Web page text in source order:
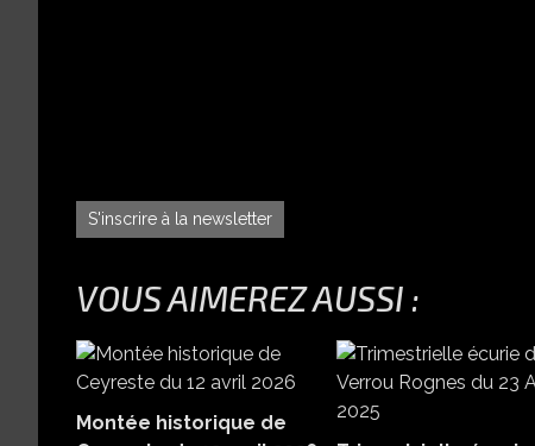
S'inscrire à la newsletter
VOUS AIMEREZ AUSSI :
Montée historique de